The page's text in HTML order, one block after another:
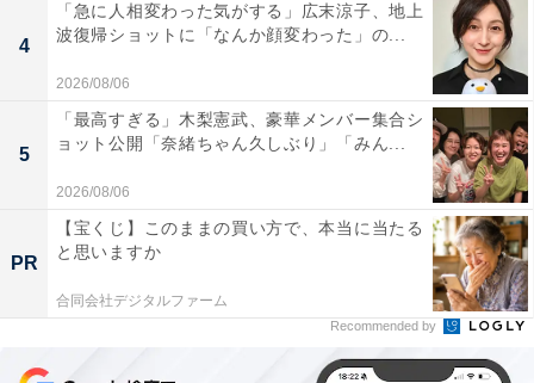
4
「急に人相変わった気がする」広末涼子、地上
波復帰ショットに「なんか顔変わった」の...
2026/08/06
5
「最高すぎる」木梨憲武、豪華メンバー集合シ
ョット公開「奈緒ちゃん久しぶり」「みん...
2026/08/06
PR
【宝くじ】このままの買い方で、本当に当たる
と思いますか
合同会社デジタルファーム
Recommended by